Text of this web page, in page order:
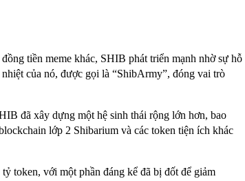
tiền meme khác, SHIB phát triển mạnh nhờ sự hỗ
của nó, được gọi là “ShibArmy”, đóng vai trò
đã xây dựng một hệ sinh thái rộng lớn hơn, bao
lớp 2 Shibarium và các token tiện ích khác
token, với một phần đáng kể đã bị đốt để giảm